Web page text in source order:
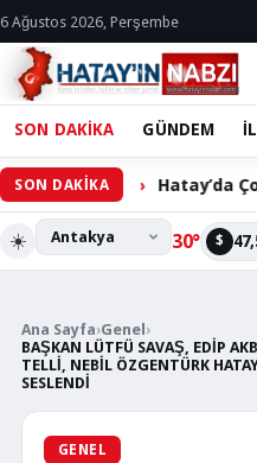
6 Ağustos 2026, Perşembe
SON DAKİKA GÜNDEM
SON DAKİKA
Hatay’da Çocuklar İçin
☀️ 30° $
Ana Sayfa›Genel ›
BAŞKAN LÜTFÜ SAVAŞ, EDİP
TELLİ, NEBİL ÖZGENTÜRK
SESLENDİ
GENEL